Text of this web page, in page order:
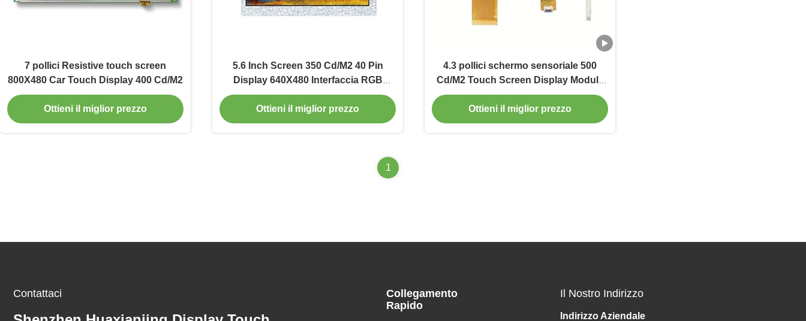
7 pollici Resistive touch screen
800X480 Car Touch Display 400 Cd/M2
Ottieni il miglior prezzo
5.6 Inch Screen 350 Cd/M2 40 Pin
Display 640X480 Interfaccia RGB
ILI9341 Driver IC
Ottieni il miglior prezzo
4.3 pollici schermo sensoriale 500
Cd/M2 Touch Screen Display Module
800X480
Ottieni il miglior prezzo
1
Contattaci
Collegamento
Rapido
Il Nostro Indirizzo
Indirizzo Aziendale